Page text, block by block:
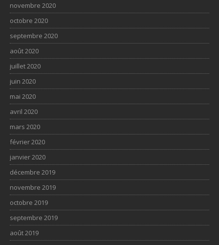
novembre 2020
octobre 2020
septembre 2020
août 2020
juillet 2020
juin 2020
mai 2020
avril 2020
mars 2020
février 2020
janvier 2020
décembre 2019
novembre 2019
octobre 2019
septembre 2019
août 2019